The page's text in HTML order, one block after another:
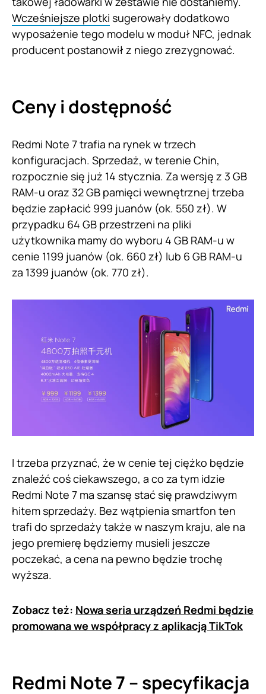
Wcześniejsze plotki sugerowały dodatkowo
wyposażenie tego modelu w moduł NFC, jednak
producent postanowił z niego zrezygnować.
Ceny i dostępność
Redmi Note 7 trafia na rynek w trzech
konfiguracjach. Sprzedaż, w terenie Chin,
rozpocznie się już 14 stycznia. Za wersję z 3 GB
RAM-u oraz 32 GB pamięci wewnętrznej trzeba
będzie zapłacić 999 juanów (ok. 550 zł). W
przypadku 64 GB przestrzeni na pliki
użytkownika mamy do wyboru 4 GB RAM-u w
cenie 1199 juanów (ok. 660 zł) lub 6 GB RAM-u
za 1399 juanów (ok. 770 zł).
I trzeba przyznać, że w cenie tej ciężko będzie
znaleźć coś ciekawszego, a co za tym idzie
Redmi Note 7 ma szansę stać się prawdziwym
hitem sprzedaży. Bez wątpienia smartfon ten
trafi do sprzedaży także w naszym kraju, ale na
jego premierę będziemy musieli jeszcze
poczekać, a cena na pewno będzie trochę
wyższa.
Zobacz też: Nowa seria urządzeń Redmi będzie
promowana we współpracy z aplikacją TikTok
Redmi Note 7 – specyfikacja